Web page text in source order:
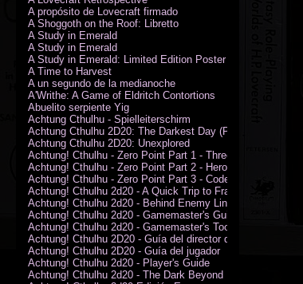
A propósito de Lovecraft firmado
A Shoggoth on the Roof: Libretto
A Study in Emerald
A Study in Emerald
A Study in Emerald: Limited Edition Poster (Neil Gaiman)
A Time to Harvest
A un segundo de la medianoche
A'Writhe: A Game of Eldritch Contortions
Abuelito serpiente Yig
Achtung Cthulhu - Spielleiterschirm
Achtung Cthulhu 2D20: The Darkest Day (PDF)
Achtung Cthulhu 2D20: Unexplored
Achtung! Cthulhu - Zero Point Part 1 - Three Kings
Achtung! Cthulhu - Zero Point Part 2 - Heroes of the Sea
Achtung! Cthulhu - Zero Point Part 3 - Code of Honour (PDF)
Achtung! Cthulhu 2d20 - A Quick Trip to France (PDF)
Achtung! Cthulhu 2d20 - Behind Enemy Lines
Achtung! Cthulhu 2d20 - Gamemaster's Guide
Achtung! Cthulhu 2d20 - Gamemaster's Toolkit
Achtung! Cthulhu 2D20 - Guía del director de juego
Achtung! Cthulhu 2D20 - Guía del jugador
Achtung! Cthulhu 2d20 - Player's Guide
Achtung! Cthulhu 2d20 - The Dark Beyond